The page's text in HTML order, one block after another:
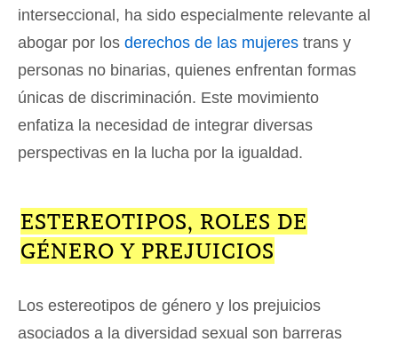
interseccional, ha sido especialmente relevante al
abogar por los derechos de las mujeres trans y
personas no binarias, quienes enfrentan formas
únicas de discriminación. Este movimiento
enfatiza la necesidad de integrar diversas
perspectivas en la lucha por la igualdad.
ESTEREOTIPOS, ROLES DE
GÉNERO Y PREJUICIOS
Los estereotipos de género y los prejuicios
asociados a la diversidad sexual son barreras